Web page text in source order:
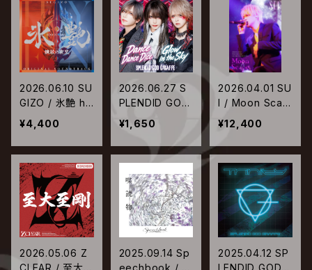
2026.04.28
2026.06.10 SU
GIZO / 氷艶 hy
oen 2025 -鏡
紋の夜叉- オリ
ジナル・サウンド
トラック
¥4,400
2026.06.27 S
PLENDID GOD
GIRAFFE / Dan
ce Dance Dic
e｜Glow in the
Sky
¥1,650
2026.04.01 SU
I / Moon Scap
e -After Live
Archive-
¥12,400
2026.05.06 Z
CLEAR / 至大
2025.09.14 Sp
eechbook / 喋
2025.04.12 SP
LENDID GOD G